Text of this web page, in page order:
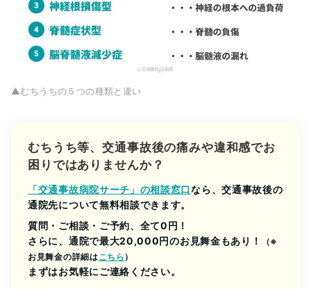
▲むちうちの５つの種類と違い
むちうち等、交通事故後の痛みや違和感でお
困りではありませんか？
「交通事故病院サーチ」の相談窓口なら、交通事故後の
通院先について無料相談できます。
質問・ご相談・ご予約、全て0円！
さらに、通院で最大20,000円のお見舞金もあり！
（※
お見舞金の詳細はこちら ）
まずはお気軽にご連絡ください。